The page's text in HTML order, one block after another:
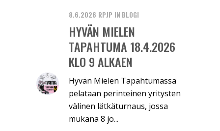
8.6.2026 RPJP IN BLOGI
HYVÄN MIELEN
TAPAHTUMA 18.4.2026
KLO 9 ALKAEN
Hyvän Mielen Tapahtumassa
pelataan perinteinen yritysten
välinen lätkäturnaus, jossa
mukana 8 jo...